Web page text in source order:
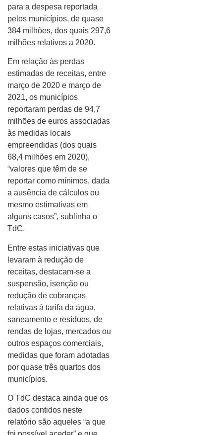
para a despesa reportada
pelos municípios, de quase
384 milhões, dos quais 297,6
milhões relativos a 2020.
Em relação às perdas
estimadas de receitas, entre
março de 2020 e março de
2021, os municípios
reportaram perdas de 94,7
milhões de euros associadas
às medidas locais
empreendidas (dos quais
68,4 milhões em 2020),
“valores que têm de se
reportar como mínimos, dada
a ausência de cálculos ou
mesmo estimativas em
alguns casos”, sublinha o
TdC.
Entre estas iniciativas que
levaram à redução de
receitas, destacam-se a
suspensão, isenção ou
redução de cobranças
relativas à tarifa da água,
saneamento e resíduos, de
rendas de lojas, mercados ou
outros espaços comerciais,
medidas que foram adotadas
por quase três quartos dos
municípios.
O TdC destaca ainda que os
dados contidos neste
relatório são aqueles “a que